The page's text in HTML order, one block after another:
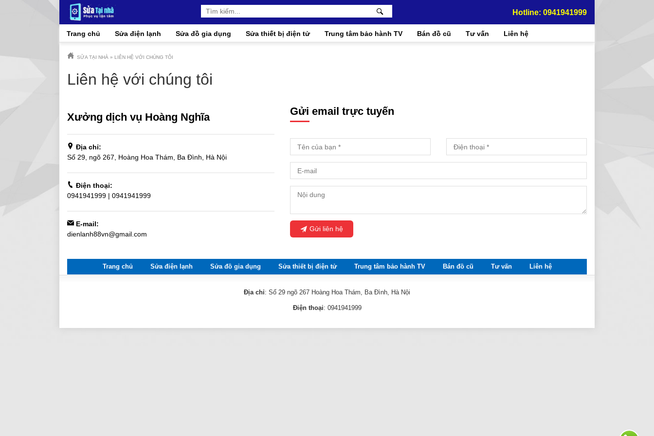
Hotline: 0941941999
Trang chủ Sửa điện lạnh Sửa đồ gia dụng Sửa thiết bị điện tử Trung tâm bảo hành TV Bán đồ cũ Tư vấn
Liên hệ
SỬA TẠI NHÀ » LIÊN HỆ VỚI CHÚNG TÔI
Liên hệ với chúng tôi
Xưởng dịch vụ Hoàng Nghĩa
Địa chỉ:
Số 29, ngõ 267, Hoàng Hoa Thám, Ba Đình, Hà Nội
Điện thoại:
0941941999 | 0941941999
E-mail:
dienlanh88vn@gmail.com
Gửi email trực tuyến
Gửi liên hệ
Trang chủ Sửa điện lạnh Sửa đồ gia dụng Sửa thiết bị điện tử Trung tâm bảo hành TV Bán đồ cũ Tư vấn Liên hệ
Địa chỉ: Số 29 ngõ 267 Hoàng Hoa Thám, Ba Đình, Hà Nội
Điện thoại: 0941941999